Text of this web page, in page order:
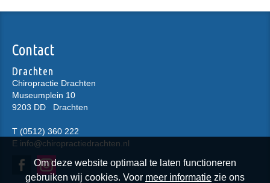
Om deze website optimaal te laten functioneren
gebruiken wij cookies. Voor meer informatie zie ons
Contact
Drachten
Chiropractie Drachten
Museumplein 10
9203 DD
Drachten
T (0512) 360 222
E info@chiropractiedrachten.nl